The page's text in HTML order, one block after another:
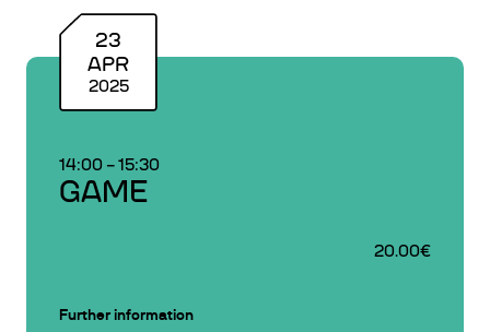
23
APR
2025
14:00 –15:30
GAME
20.00€
Further information